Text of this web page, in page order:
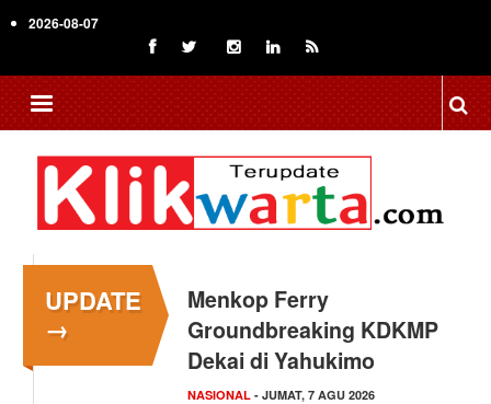
to
content
2026-08-07
UPDATE
→
Menkop Ferry
Groundbreaking KDKMP
Dekai di Yahukimo
NASIONAL - JUMAT, 7 AGU 2026